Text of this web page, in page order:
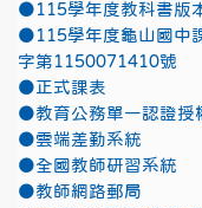
●115學年度教科書版
●115學年度龜山國中
字第1150071410號
●正式課表
●教育公務單一認證授
●雲端差勤系統
●全國教師研習系統
●教師網路郵局